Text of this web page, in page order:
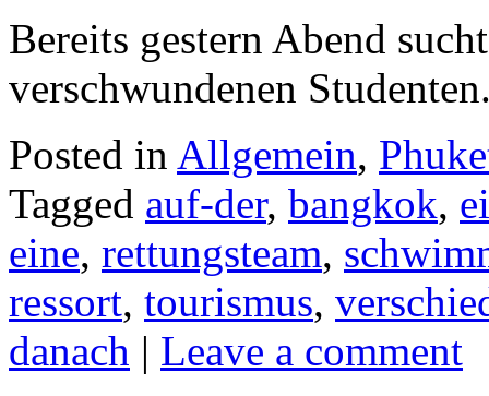
Bereits gestern Abend
verschwundenen
Posted in Allgemein,
Tagged auf-der, bangkok,
eine, rettungsteam,
ressort, tourismus,
danach | Leave a comment